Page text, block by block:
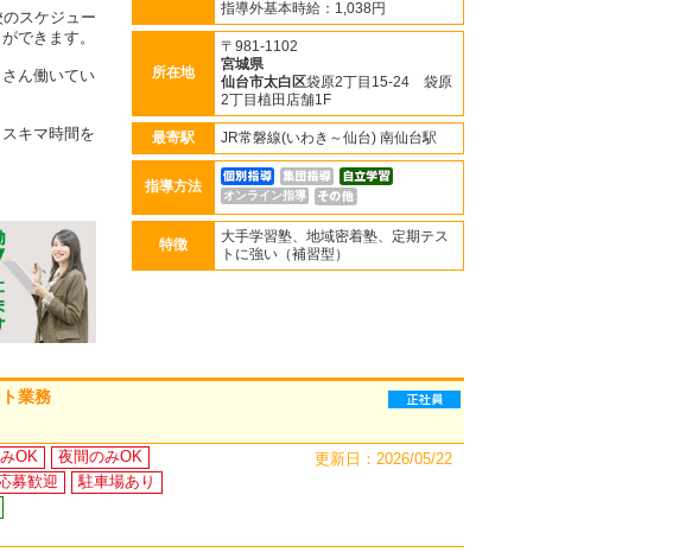
スケジュー
できます。
ん働いてい
キマ時間を
指導外基本時給：1,038円
所在地
〒981-1102
宮城県
仙台市太白区袋原2丁目15-24 袋原
2丁目植田店舗1F
最寄駅 JR常磐線(いわき～仙台) 南仙台駅
指導方法
オンライン指導
特徴
大手学習塾、地域密着塾、定期テス
トに強い（補習型）
業務
OK
夜間のみOK
募歓迎
駐車場あり
更新日：2026/05/22